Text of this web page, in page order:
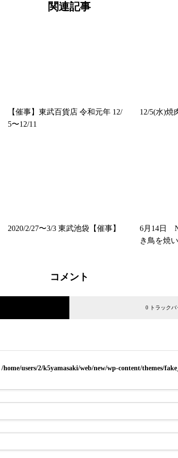
関連記事
【催事】東武百貨店 令和元年 12/
5〜12/11
12/5(水)焼
2020/2/27〜3/3 東武池袋【催事】
6月14日
き鳥を焼
コメント
0 トラックバ
/home/users/2/k5yamasaki/web/new/wp-content/themes/